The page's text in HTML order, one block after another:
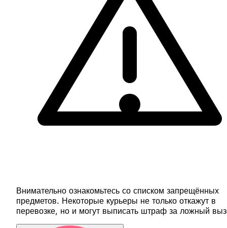
Внимательно ознакомьтесь со списком запрещённых
предметов. Некоторые курьеры не только откажут в
перевозке, но и могут выписать штраф за ложный